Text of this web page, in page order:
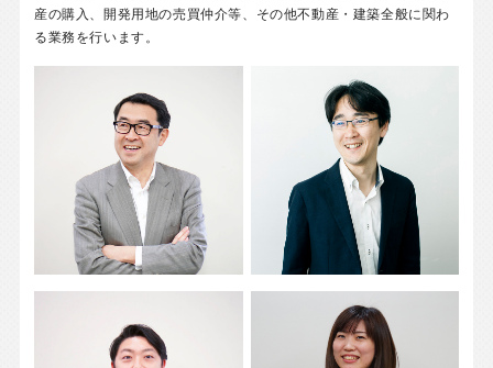
産の購入、開発用地の売買仲介等、その他不動産・建築全般に関わ
る業務を行います。